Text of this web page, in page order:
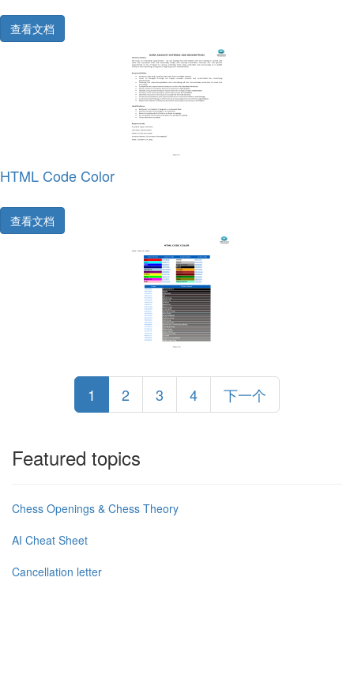
查看文档
HTML Code Color
查看文档
1 2 3 4 下一个
Featured topics
Chess Openings & Chess Theory
AI Cheat Sheet
Cancellation letter